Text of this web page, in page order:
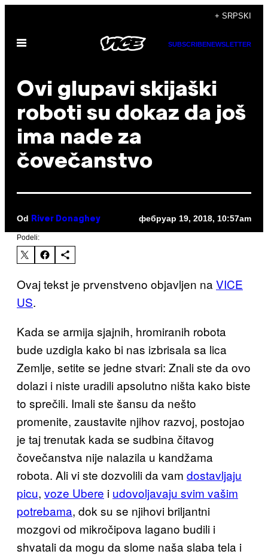
садржај
+ SRPSKI
Otvori
SUBSCRIBENEWSLETTER
Ovi glupavi skijaški
roboti su dokaz da još
ima nade za
čovečanstvo
Od River Donaghey фебруар 19, 2018, 10:57am
Podeli:
Ovaj tekst je prvenstveno objavljen na VICE
US.
Kada se armija sjajnih, hromiranih robota
bude uzdigla kako bi nas izbrisala sa lica
Zemlje, setite se jedne stvari: Znali ste da ovo
dolazi i niste uradili apsolutno ništa kako biste
to sprečili. Imali ste šansu da nešto
promenite, zaustavite njihov razvoj, postojao
je taj trenutak kada se sudbina čitavog
čovečanstva nije nalazila u kandžama
robota. Ali vi ste dozvolili da vam dostavljaju
picu, voze Ubere i udovoljavaju svim vašim
potrebama, dok su se njihovi briljantni
mozgovi od mikročipova lagano budili i
shvatali da mogu da slome naša slaba tela i